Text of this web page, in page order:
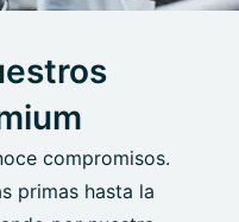
compromisos.
primas hasta la